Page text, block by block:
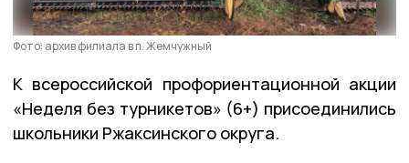
Фото: архив филиала в п. Жемчужный
К всероссийской профориентационной акции
«Неделя без турникетов» (6+) присоединились
школьники Ржаксинского округа.